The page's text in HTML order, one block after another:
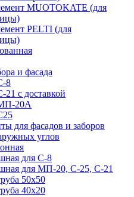
MUOTOKATE (для
PELTI (для
и фасада
8
с доставкой
20А
для фасадов и заборов
углов
для С-8
для МП-20, С-25, С-21
50x50
40x20